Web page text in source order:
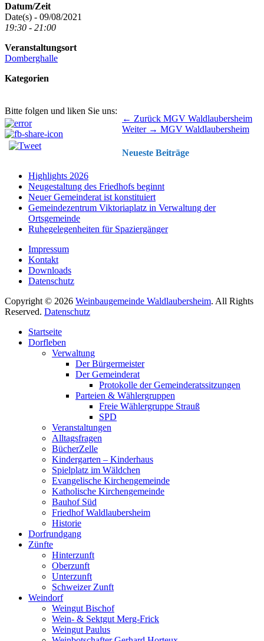
Datum/Zeit
Date(s) - 09/08/2021
19:30 - 21:00
Veranstaltungsort
Domberghalle
Kategorien
Bitte folgen und liken Sie uns:
Beitragsnavigation ← Zurück Vorhergehender
Beitrag:
MGV Waldlaubersheim
Weiter → Nächster
MGV Waldlaubersheim
Neueste Beiträge
Highlights 2026
Neugestaltung des Friedhofs beginnt
Neuer Gemeinderat ist konstituiert
Gemeindezentrum Viktoriaplatz in Verwaltung der
Ortsgemeinde
Ruhegelegenheiten für Spaziergänger
Impressum
Kontakt
Downloads
Datenschutz
Copyright © 2026 Weinbaugemeinde Waldlaubersheim. All Rights
Reserved. Datenschutz
oben
scrollen
Startseite
Dorfleben
Verwaltung
Der Bürgermeister
Der Gemeinderat
Protokolle der Gemeinderatssitzungen
Parteien & Wählergruppen
Freie Wählergruppe Strauß
SPD
Veranstaltungen
Alltagsfragen
BücherZelle
Kindergarten – Kinderhaus
Spielplatz im Wäldchen
Evangelische Kirchengemeinde
Katholische Kirchengemeinde
Bauhof Süd
Friedhof Waldlaubersheim
Historie
Dorfrundgang
Zünfte
Hinterzunft
Oberzunft
Unterzunft
Schweizer Zunft
Weindorf
Weingut Bischof
Wein- & Sektgut Merg-Frick
Weingut Paulus